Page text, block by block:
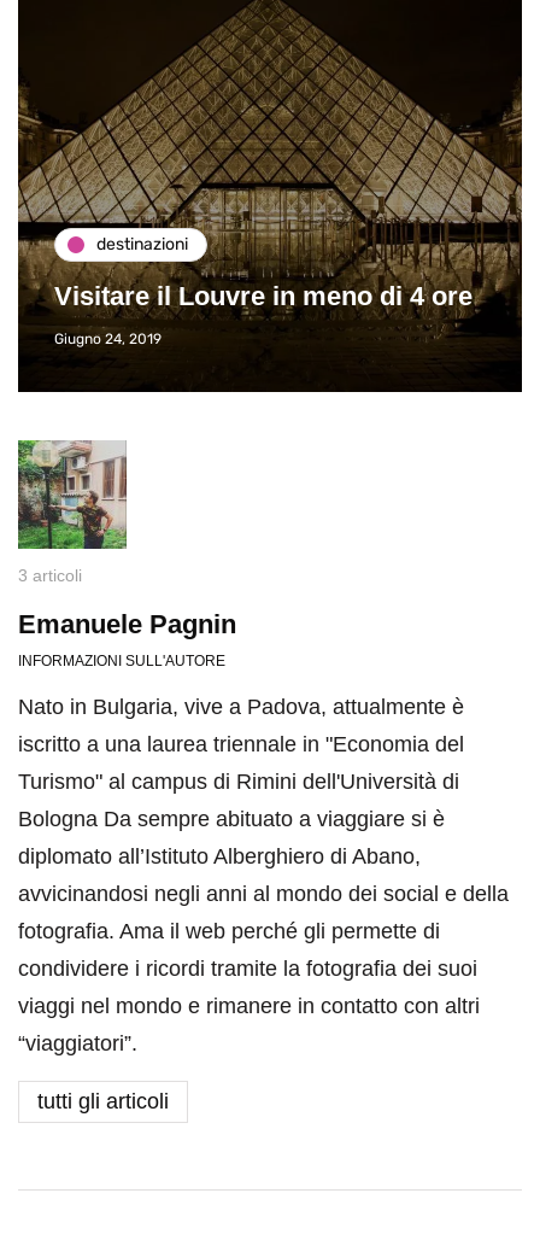
destinazioni
Visitare il Louvre in meno di 4 ore
Giugno 24, 2019
3 articoli
Emanuele Pagnin
INFORMAZIONI SULL'AUTORE
Nato in Bulgaria, vive a Padova, attualmente è
iscritto a una laurea triennale in "Economia del
Turismo" al campus di Rimini dell'Università di
Bologna Da sempre abituato a viaggiare si è
diplomato all’Istituto Alberghiero di Abano,
avvicinandosi negli anni al mondo dei social e della
fotografia. Ama il web perché gli permette di
condividere i ricordi tramite la fotografia dei suoi
viaggi nel mondo e rimanere in contatto con altri
“viaggiatori”.
tutti gli articoli